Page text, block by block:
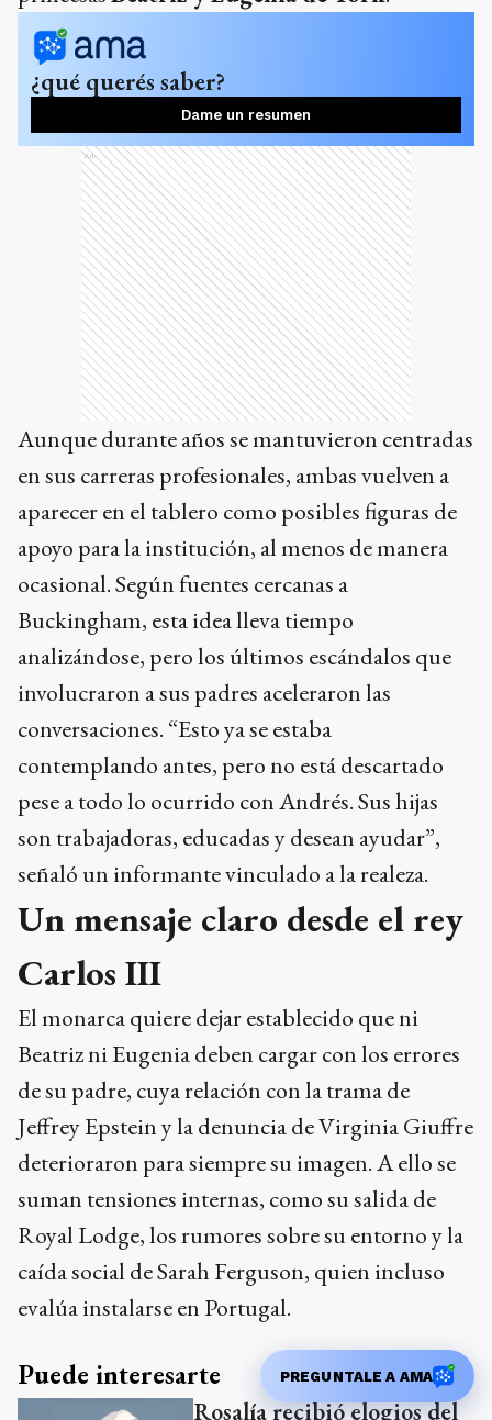
¿qué querés saber?
Dame un resumen
Ads
Aunque durante años se mantuvieron centradas
en sus carreras profesionales, ambas vuelven a
aparecer en el tablero como posibles figuras de
apoyo para la institución, al menos de manera
ocasional. Según fuentes cercanas a
Buckingham, esta idea lleva tiempo
analizándose, pero los últimos escándalos que
involucraron a sus padres aceleraron las
conversaciones. “Esto ya se estaba
contemplando antes, pero no está descartado
pese a todo lo ocurrido con Andrés. Sus hijas
son trabajadoras, educadas y desean ayudar”,
señaló un informante vinculado a la realeza.
Un mensaje claro desde el rey
Carlos III
El monarca quiere dejar establecido que ni
Beatriz ni Eugenia deben cargar con los errores
de su padre, cuya relación con la trama de
Jeffrey Epstein y la denuncia de Virginia Giuffre
deterioraron para siempre su imagen. A ello se
suman tensiones internas, como su salida de
Royal Lodge, los rumores sobre su entorno y la
caída social de Sarah Ferguson, quien incluso
evalúa instalarse en Portugal.
Puede interesarte
Rosalía recibió elogios del
PREGUNTALE A AMA